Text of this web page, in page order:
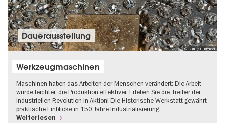
© SDTB / C. Kirchner
Dauer­aus­stel­lung
Werkzeugmaschinen
Maschinen haben das Arbeiten der Menschen verändert: Die Arbeit
wurde leichter, die Produktion effektiver. Erleben Sie die Treiber der
Industriellen Revolution in Aktion! Die Historische Werkstatt gewährt
praktische Einblicke in 150 Jahre Industrialisierung.
Weiterlesen